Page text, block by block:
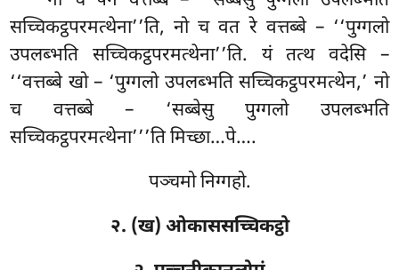
सच्चिकट्ठपरमत्थेना’’ति, नो च वत रे वत्तब्बे – ‘‘पुग्गलो
उपलब्भति सच्चिकट्ठपरमत्थेना’’ति. यं तत्थ वदेसि –
‘‘वत्तब्बे खो – ‘पुग्गलो उपलब्भति सच्चिकट्ठपरमत्थेन,’ नो
च वत्तब्बे – ‘सब्बेसु पुग्गलो उपलब्भति
सच्चिकट्ठपरमत्थेना’’’ति मिच्छा…पे….
पञ्चमो निग्गहो.
२. (ख) ओकाससच्चिकट्ठो